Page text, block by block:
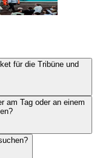
für die Tribüne und
am Tag oder an einem